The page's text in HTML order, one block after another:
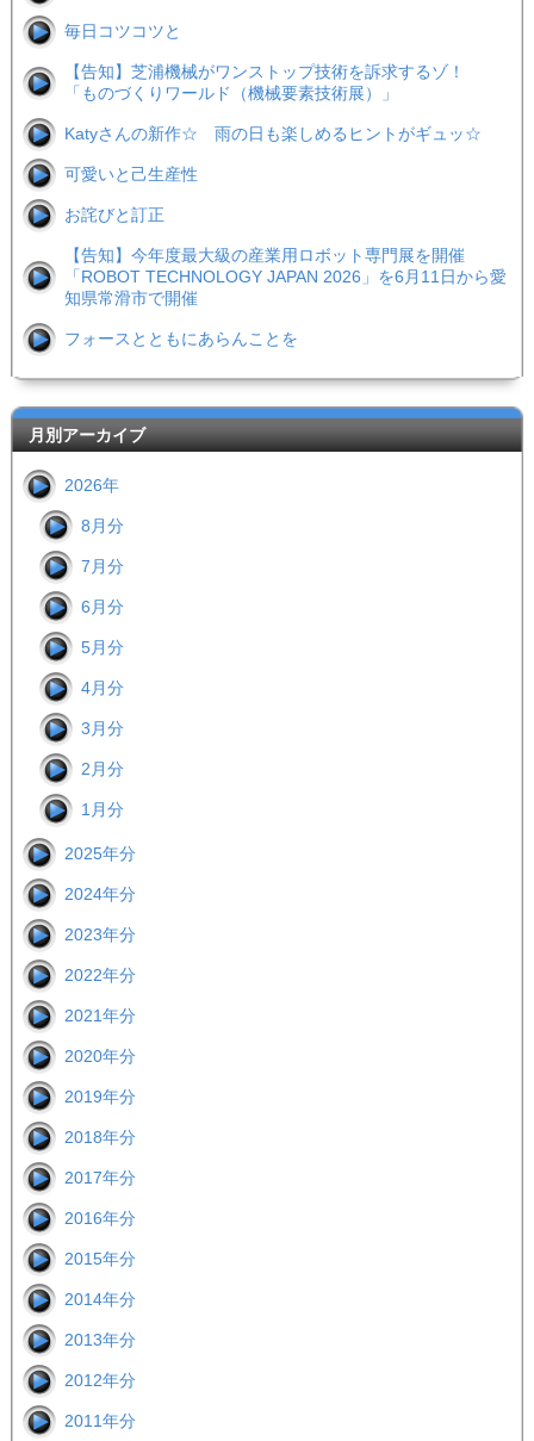
毎日コツコツと
【告知】芝浦機械がワンストップ技術を訴求するゾ！
「ものづくりワールド（機械要素技術展）」
Katyさんの新作☆ 雨の日も楽しめるヒントがギュッ☆
可愛いと己生産性
お詫びと訂正
【告知】今年度最大級の産業用ロボット専門展を開催
「ROBOT TECHNOLOGY JAPAN 2026」を6月11日から愛
知県常滑市で開催
フォースとともにあらんことを
月別アーカイブ
2026年
8月分
7月分
6月分
5月分
4月分
3月分
2月分
1月分
2025年分
2024年分
2023年分
2022年分
2021年分
2020年分
2019年分
2018年分
2017年分
2016年分
2015年分
2014年分
2013年分
2012年分
2011年分